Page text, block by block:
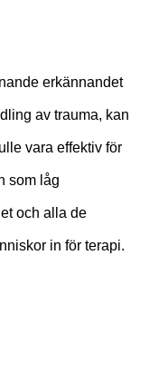
erkännandet
av trauma, kan
vara effektiv för
som låg
och alla de
in för terapi.